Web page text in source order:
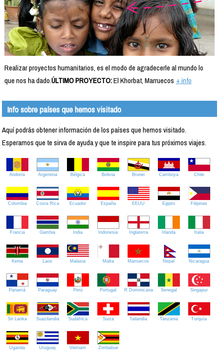
Realizar proyectos humanitarios, es el modo de agradecerle al mundo lo
que nos ha dado.ÚLTIMO PROYECTO:El Khorbat, Marruecos + info
Info sobre países que hemos visitado
Aquí podrás obtener información de los países que hemos visitado.
Esperamos que te sirva de ayuda y que te inspire para tus próximos viajes.
Andorra Argentina Bélgica Bolivia Brunei Camboya Chile
Colombia Costa Rica Ecuador España EEUU Egipto Filipinas
Francia Gambia India Indonesia Inglaterra Irlanda Italia
Kenia Laos Malasia Malta Marruecos Nepal Nicaragua
Panamá Paraguay Perú Portugal R.Dominicana Senegal Singapur
Sri Lanka Suazilandia Sudáfrica Suiza Tailandia Tanzania Turquía
Uganda Uruguay Vietnam Zimbabue